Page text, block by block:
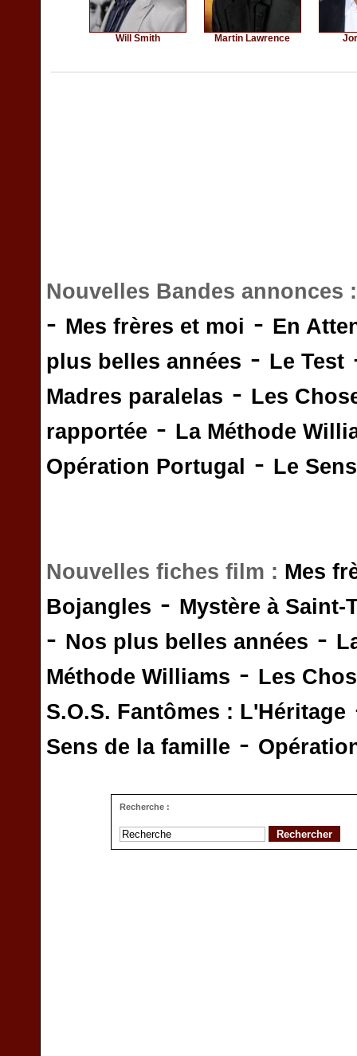
Will Smith Martin Lawrence
Nouvelles Bandes annonces
- Mes frères et moi - En
plus belles années - Le Test
Madres paralelas - Les
rapportée - La Méthode
Opération Portugal
- Le
Nouvelles fiches film : Mes
Bojangles - Mystère à Saint-
- Nos plus belles années -
Méthode Williams - Les
S.O.S. Fantômes : L'Héritage
Sens de la famille -
Recherche :